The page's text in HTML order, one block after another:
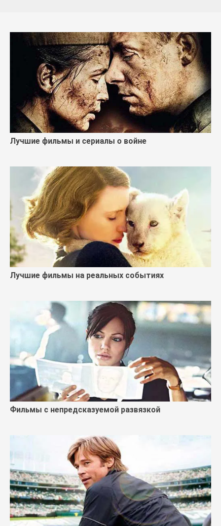
Лучшие фильмы и сериалы о войне
Лучшие фильмы на реальных событиях
Фильмы с непредсказуемой развязкой